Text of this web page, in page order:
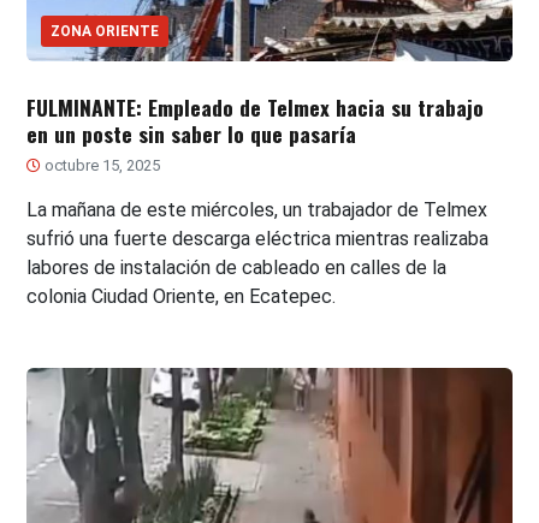
ZONA ORIENTE
FULMINANTE: Empleado de Telmex hacia su trabajo
en un poste sin saber lo que pasaría
octubre 15, 2025
La mañana de este miércoles, un trabajador de Telmex
sufrió una fuerte descarga eléctrica mientras realizaba
labores de instalación de cableado en calles de la
colonia Ciudad Oriente, en Ecatepec.